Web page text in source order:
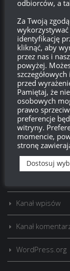
Szukaj:
LOGOWANIE
Zarejestruj się
Kanał wpisów
Kanał
WordPress.org
odbiorców, a
Za Twoją
identyfikację
kliknąć, aby
przez nas i
powyżej.
przed
Pamiętaj, że
osobowych
prawo
preferencje
witryny.
momencie,
stronę
Dostosuj